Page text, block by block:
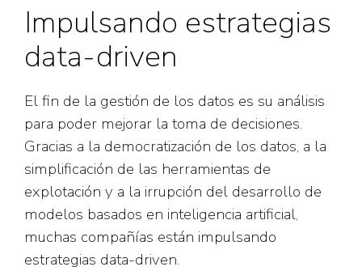
Impulsando estrategias
data-driven
El fin de la gestión de los datos es su análisis
para poder mejorar la toma de decisiones.
Gracias a la democratización de los datos, a la
simplificación de las herramientas de
explotación y a la irrupción del desarrollo de
modelos basados en inteligencia artificial,
muchas compañías están impulsando
estrategias data-driven.